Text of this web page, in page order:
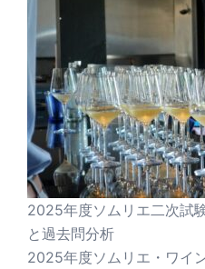
2025年度ソムリエ二次試
と過去問分析
2025年度ソムリエ・ワイ